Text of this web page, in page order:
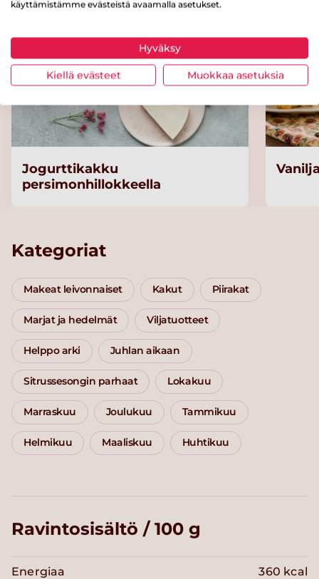
Jogurttikakku
persimonhillokkeella
Kategoriat
Makeat leivonnaiset Kakut Piirakat
Marjat ja hedelmät Viljatuotteet
Helppo arki Juhlan aikaan
Sitrussesongin parhaat Lokakuu
Marraskuu Joulukuu Tammikuu
Helmikuu Maaliskuu Huhtikuu
Ravintosisältö / 100 g
Energiaa 360 kcal
käyttämistämme evästeistä avaamalla asetukset.
Hyväksy
Kiellä evästeet Muokkaa asetuksia